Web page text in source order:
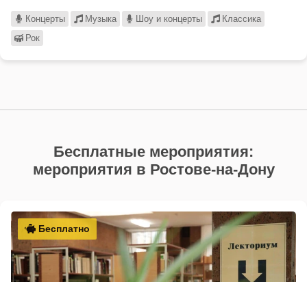
Концерты Музыка Шоу и концерты
Классика
Рок
Бесплатные мероприятия:
мероприятия в Ростове-на-Дону
Бесплатно